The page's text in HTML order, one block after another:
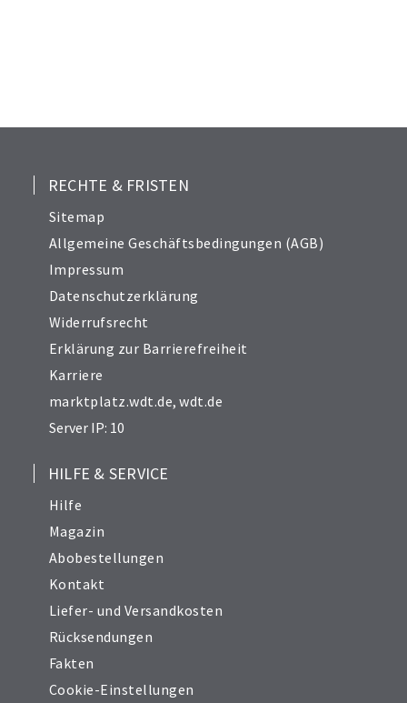
RECHTE & FRISTEN
Sitemap
Allgemeine Geschäftsbedingungen (AGB)
Impressum
Datenschutzerklärung
Widerrufsrecht
Erklärung zur Barrierefreiheit
Karriere
marktplatz.wdt.de,wdt.de
Server IP: 10
HILFE & SERVICE
Hilfe
Magazin
Abobestellungen
Kontakt
Liefer- und Versandkosten
Rücksendungen
Fakten
Cookie-Einstellungen